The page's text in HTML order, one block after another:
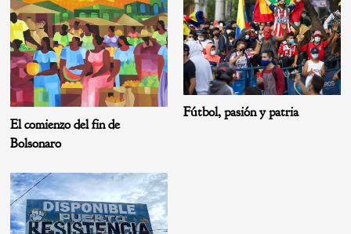
El comienzo del fin de
Bolsonaro
Fútbol, pasión y patria